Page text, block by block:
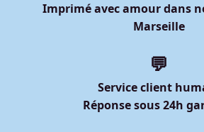
Imprimé avec amour dans
Marseille
💬
Service client
Réponse sous 24h